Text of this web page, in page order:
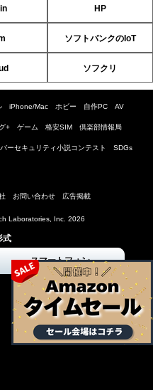
HP
ソフトバンクのIoT
ソフクリ
iPhone/Mac ホビー 自作PC AV
+ ゲーム 格安SIM 倶楽部情報局
ーセキュリティ小説コンテスト SDGs
お問い合わせ 広告掲載
Laboratories, Inc. 2026
式
スマートフォン